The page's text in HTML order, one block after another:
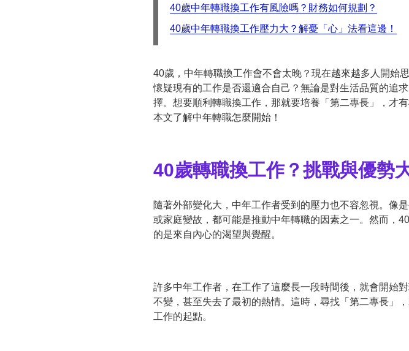
40歲中年轉職換工作有風險嗎？財務如何規劃？
40歲中年轉職換工作壓力大？解憂「心」法看這邊！
40歲，中年轉職換工作會不會太晚？現在越來越多人開始
懷疑現有的工作是否還適合自己？無論是對生活品質的追
擇。想要順利轉職換工作，那就要培養「第二專長」，才
本文了解中年轉職怎麼開始！
40歲轉職換工作？挑戰與優勢
隨著外部變化大，中年工作者受到的壓力也不容忽視。像
或家庭變故，都可能是推動中年轉職的因素之一。然而，
的是來自內心的渴望與覺醒。
許多中年工作者，在工作了這麼長一段時間後，就會開始
不變，甚至失去了最初的熱情。這時，尋找「第二專長」
工作的起點。